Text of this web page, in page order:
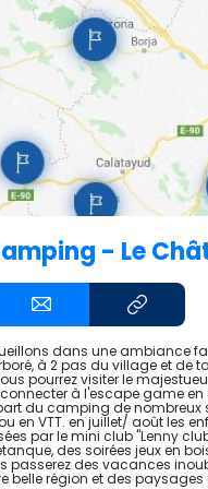
- Le
dans une ambiance
à 2 pas du village et de
pourrez visiter le
à l'escape game en
du camping de nombreux
en VTT. en juillet/ août les
par le mini club "Lenny
des soirées jeux en
passerez des vacances
belle région et des